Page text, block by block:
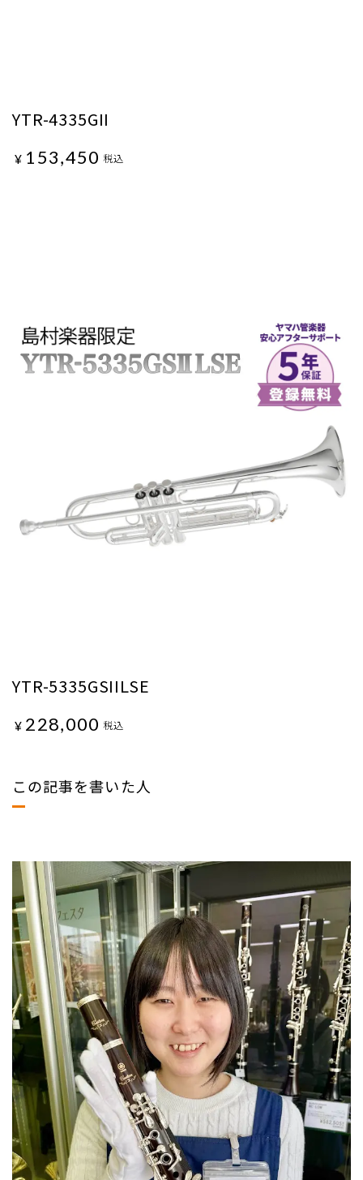
YTR-4335GII
¥ 153,450 税込
YTR-5335GSIILSE
¥ 228,000 税込
この記事を書いた人